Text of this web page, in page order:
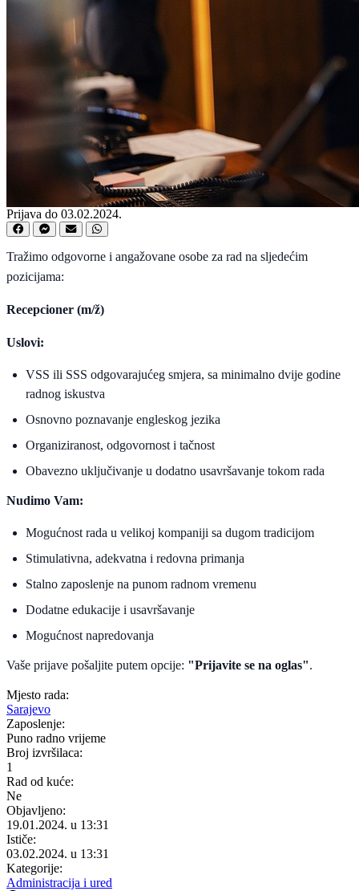
Prijava do 03.02.2024.
Tražimo odgovorne i angažovane osobe za rad na sljedećim
pozicijama:
Recepcioner (m/ž)
Uslovi:
VSS ili SSS odgovarajućeg smjera, sa minimalno dvije godine
radnog iskustva
Osnovno poznavanje engleskog jezika
Organiziranost, odgovornost i tačnost
Obavezno uključivanje u dodatno usavršavanje tokom rada
Nudimo Vam:
Mogućnost rada u velikoj kompaniji sa dugom tradicijom
Stimulativna, adekvatna i redovna primanja
Stalno zaposlenje na punom radnom vremenu
Dodatne edukacije i usavršavanje
Mogućnost napredovanja
Vaše prijave pošaljite putem opcije: "Prijavite se na oglas".
Mjesto rada:
Sarajevo
Zaposlenje:
Puno radno vrijeme
Broj izvršilaca:
1
Rad od kuće:
Ne
Objavljeno:
19.01.2024. u 13:31
Ističe:
03.02.2024. u 13:31
Kategorije:
Administracija i ured